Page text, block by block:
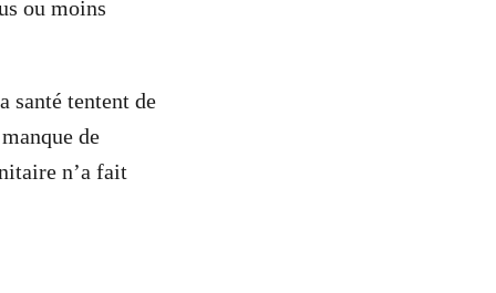
ou moins
santé tentent de
de
n’a fait